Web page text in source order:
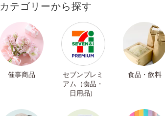
カテゴリーから探す
催事商品
セブンプレミ
アム（食品・
日用品）
食品・飲料